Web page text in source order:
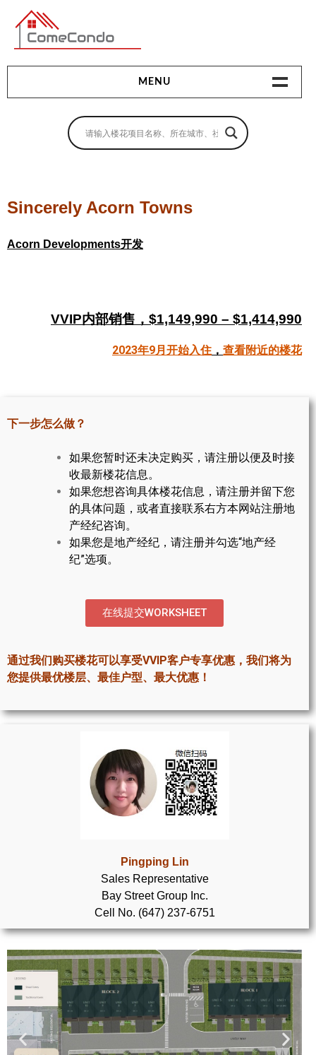
多伦多最新最全的楼花搜索引擎
MENU
地产相关
卖房指南
贷款指南
楼花地图
楼花转让专区
多伦多市中心楼花项目
怡陶碧谷社区介绍
密西沙加社区介绍
奥克维尔楼花项目
列治文山楼花项目
新居民
留学生指南
实用链接
加拿大房地产网站
大多伦多教育网站
Sincerely Acorn Towns
Acorn Developments开发
VVIP内部销售，$1,149,990 – $1,414,990
2023年9月开始入住 ， 查看附近的楼花
下一步怎么做？
如果您暂时还未决定购买，请注册以便及时接
收最新楼花信息。
如果您想咨询具体楼花信息，请注册并留下您
的具体问题，或者直接联系右方本网站注册地
产经纪咨询。
如果您是地产经纪，请注册并勾选“地产经
纪”选项。
在线提交WORKSHEET
通过我们购买楼花可以享受VVIP客户专享优惠，我们将为
您提供最优楼层、最佳户型、最大优惠！
Pingping Lin
Sales Representative
Bay Street Group Inc.
Cell No. (647) 237-6751